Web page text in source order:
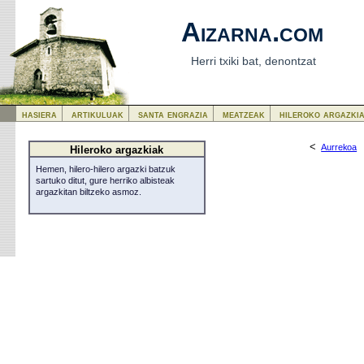
Aizarna.com
Herri txiki bat, denontzat
<Aurrekoa
Hileroko argazkiak
Hemen, hilero-hilero argazki batzuk
sartuko ditut, gure herriko albisteak
argazkitan biltzeko asmoz.
hasiera artikuluak santa engrazia meatzeak hileroko